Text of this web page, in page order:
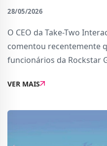
28/05/2026
O CEO da Take-Two
comentou recentemente
funcionários da Rockstar
alcançar o mesmo
VER MAIS